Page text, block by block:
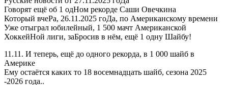
Говорят ещё об 1 одНом рекорде Саши Овечкина
Который вчеРа, 26.11.2025 гоДа, по Американскому времени
Уже отыграл юбилейный, 1 500 мачт Американской
ХоккейНой лиги, заБросив в нём, ещё 1 одну Шайбу!
11.11. И теперь, ещё до одного рекорда, в 1 000 шайб в
Америке
Ему остаётся каких то 18 восемнадцать шайб, сезона 2025
-2026 года..